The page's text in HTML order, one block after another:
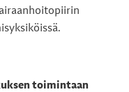
toimintaan